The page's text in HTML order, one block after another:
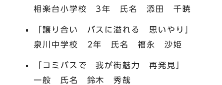
相楽台小学校 3年 氏名 添田 千暁
「譲り合い バスに溢れる 思いやり」
泉川中学校 2年 氏名 福永 沙姫
「コミバスで 我が街魅力 再発見」
一般 氏名 鈴木 秀哉